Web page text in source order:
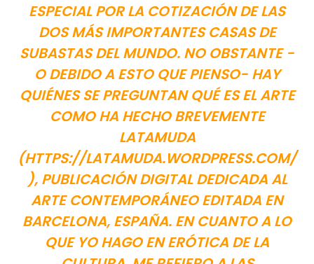
ESPECIAL POR LA COTIZACIÓN DE LAS
DOS MÁS IMPORTANTES CASAS DE
SUBASTAS DEL MUNDO. NO OBSTANTE -
O DEBIDO A ESTO QUE PIENSO- HAY
QUIÉNES SE PREGUNTAN QUÉ ES EL ARTE
COMO HA HECHO BREVEMENTE
LATAMUDA
(HTTPS://LATAMUDA.WORDPRESS.COM/
), PUBLICACIÓN DIGITAL DEDICADA AL
ARTE CONTEMPORÁNEO EDITADA EN
BARCELONA, ESPAÑA. EN CUANTO A LO
QUE YO HAGO EN ERÓTICA DE LA